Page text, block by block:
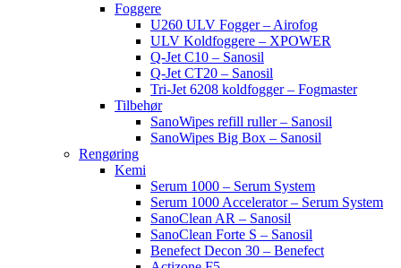
Foggere
U260 ULV Fogger – Airofog
ULV Koldfoggere – XPOWER
Q-Jet C10 – Sanosil
Q-Jet CT20 – Sanosil
Tri-Jet 6208 koldfogger – Fogmaster
Tilbehør
SanoWipes refill ruller – Sanosil
SanoWipes Big Box – Sanosil
Rengøring
Kemi
Serum 1000 – Serum System
Serum 1000 Accelerator – Serum System
SanoClean AR – Sanosil
SanoClean Forte S – Sanosil
Benefect Decon 30 – Benefect